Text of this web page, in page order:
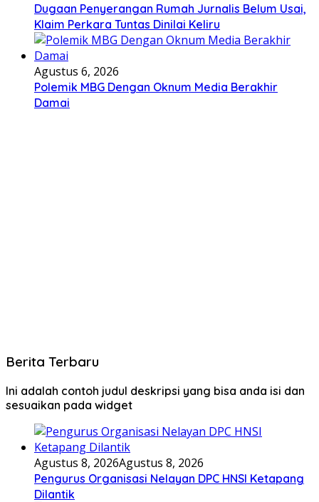
Dugaan Penyerangan Rumah Jurnalis Belum Usai,
Klaim Perkara Tuntas Dinilai Keliru
Agustus 6, 2026
Polemik MBG Dengan Oknum Media Berakhir
Damai
Berita Terbaru
Ini adalah contoh judul deskripsi yang bisa anda isi dan
sesuaikan pada widget
Agustus 8, 2026Agustus 8, 2026
Pengurus Organisasi Nelayan DPC HNSI Ketapang
Dilantik